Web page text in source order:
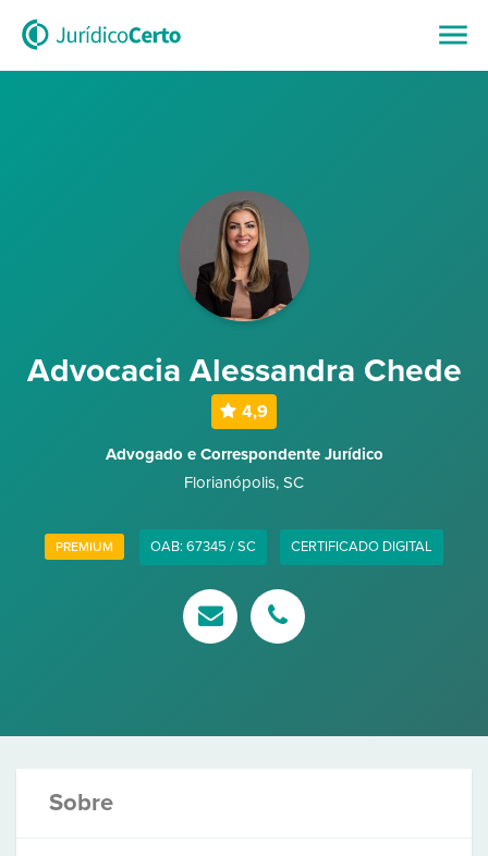
Advocacia Alessandra Chede
4,9
Advogado e Correspondente Jurídico
Florianópolis, SC
PREMIUM OAB: 67345 / SC CERTIFICADO DIGITAL
Sobre